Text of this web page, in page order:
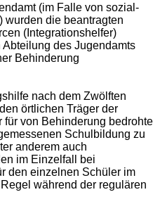
(im Falle von sozial-
wurden die beantragten
(Integrationshelfer)
des Jugendamts
Behinderung
nach dem Zwölften
örtlichen Träger der
von Behinderung bedrohte
Schulbildung zu
anderem auch
im Einzelfall bei
den einzelnen Schüler im
während der regulären